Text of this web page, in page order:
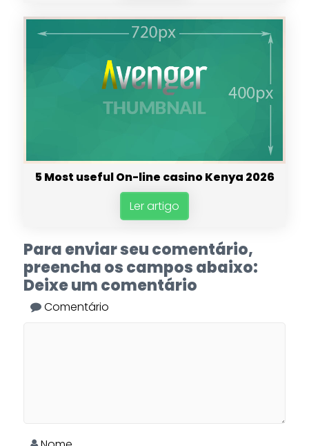
5 Most useful On-line casino Kenya 2026
Ler artigo
Para enviar seu comentário,
preencha os campos abaixo:
Deixe um comentário
Comentário